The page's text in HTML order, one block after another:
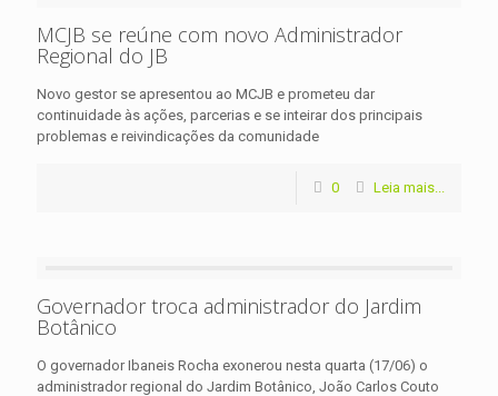
MCJB se reúne com novo Administrador
Regional do JB
Novo gestor se apresentou ao MCJB e prometeu dar
continuidade às ações, parcerias e se inteirar dos principais
problemas e reivindicações da comunidade
0 Leia mais...
Governador troca administrador do Jardim
Botânico
O governador Ibaneis Rocha exonerou nesta quarta (17/06) o
administrador regional do Jardim Botânico, João Carlos Couto